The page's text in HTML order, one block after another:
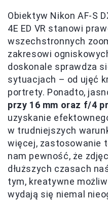
Obiektyw Nikon AF-S
4E ED VR stanowi
wszechstronnych
zakresowi
doskonale sprawdza
sytuacjach – od ujęć
portrety. Ponadto,
przy 16 mm oraz f/4
uzyskanie
w trudniejszych
więcej, zastosowanie
nam pewność, że
dłuższych czasach
tym, kreatywne
wydają się niemal